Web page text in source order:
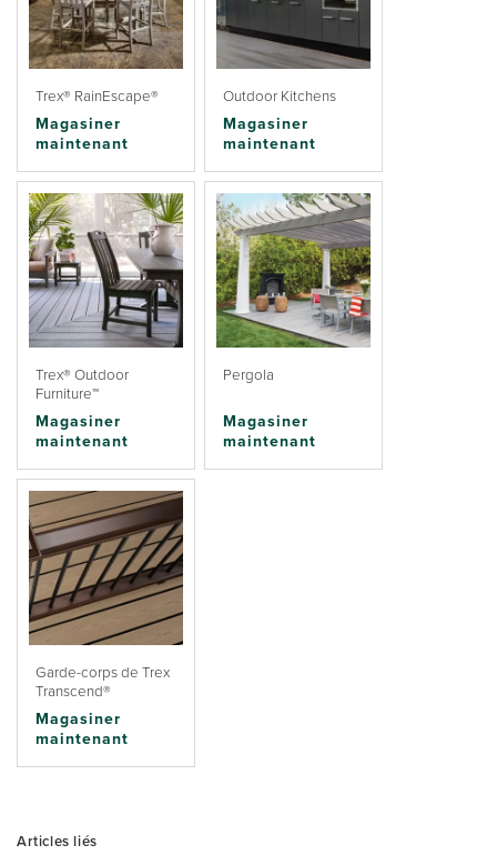
Trex® RainEscape®
Magasiner
maintenant
Outdoor Kitchens
Magasiner
maintenant
Trex® Outdoor
Furniture™
Magasiner
maintenant
Pergola
Magasiner
maintenant
Garde-corps de Trex
Transcend®
Magasiner
maintenant
Articles liés